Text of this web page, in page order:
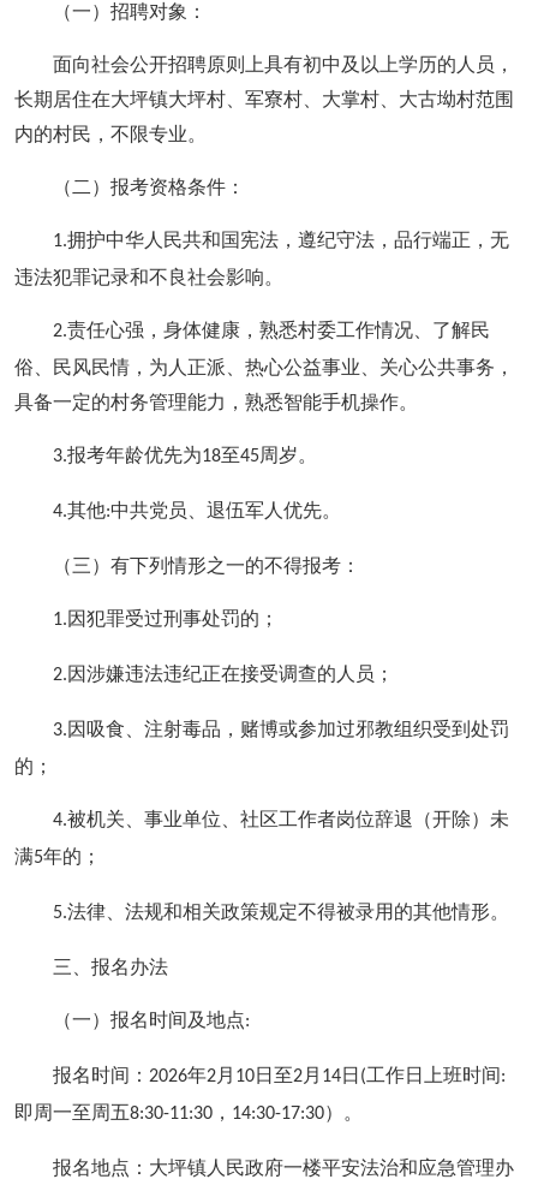
（一）招聘对象：
面向社会公开招聘原则上具有初中及以上学历的人员，
长期居住在大坪镇大坪村、军寮村、大掌村、大古坳村范围
内的村民，不限专业。
（二）报考资格条件：
1.拥护中华人民共和国宪法，遵纪守法，品行端正，无
违法犯罪记录和不良社会影响。
2.责任心强，身体健康，熟悉村委工作情况、了解民
俗、民风民情，为人正派、热心公益事业、关心公共事务，
具备一定的村务管理能力，熟悉智能手机操作。
3.报考年龄优先为18至45周岁。
4.其他:中共党员、退伍军人优先。
（三）有下列情形之一的不得报考：
1.因犯罪受过刑事处罚的；
2.因涉嫌违法违纪正在接受调查的人员；
3.因吸食、注射毒品，赌博或参加过邪教组织受到处罚
的；
4.被机关、事业单位、社区工作者岗位辞退（开除）未
满5年的；
5.法律、法规和相关政策规定不得被录用的其他情形。
三、报名办法
（一）报名时间及地点:
报名时间： 2026年2月 10日至2月 14日 (工作日上班时间:
即周一至周五8:30-11:30 ， 14:30-17:30）。
报名地点：大坪镇人民政府一楼平安法治和应急管理办